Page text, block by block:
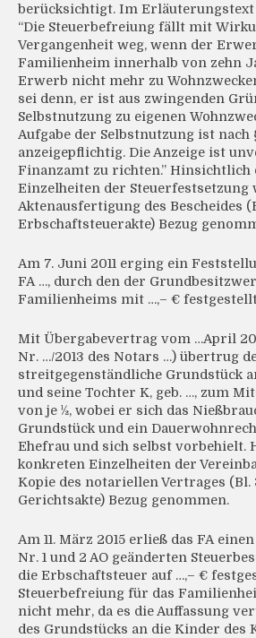
berücksichtigt. Im Erläuterungstext
“Die Steuerbefreiung fällt mit
Vergangenheit weg, wenn der
Familienheim innerhalb von zehn
Erwerb nicht mehr zu
sei denn, er ist aus zwingenden
Selbstnutzung zu eigenen
Aufgabe der Selbstnutzung ist nach §
anzeigepflichtig. Die Anzeige ist
Finanzamt zu richten.” Hinsichtlich
Einzelheiten der Steuerfestsetzung
Aktenausfertigung des Bescheides
Erbschaftsteuerakte) Bezug
Am 7. Juni 2011 erging ein
FA …, durch den der
Familienheims mit …,– €
Mit Übergabevertrag vom …April
Nr. …/2013 des Notars …) übertrug
streitgegenständliche Grundstück
und seine Tochter K, geb. …, zum
von je ½, wobei er sich das
Grundstück und ein
Ehefrau und sich selbst vorbehielt.
konkreten Einzelheiten der
Kopie des notariellen Vertrages (Bl.
Gerichtsakte) Bezug genommen.
Am 11. März 2015 erließ das FA einen
Nr. 1 und 2 AO geänderten
die Erbschaftsteuer auf …,– €
Steuerbefreiung für das
nicht mehr, da es die Auffassung
des Grundstücks an die Kinder des